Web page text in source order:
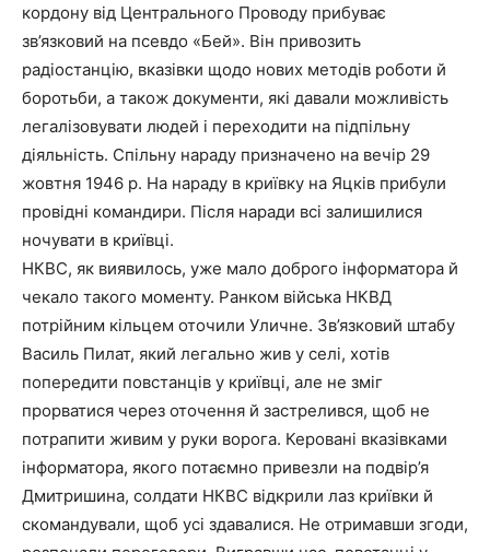
кордону від Центрального Проводу прибуває
зв’язковий на псевдо «Бей». Він привозить
радіостанцію, вказівки щодо нових методів роботи й
боротьби, а також документи, які давали можливість
легалізовувати людей і переходити на підпільну
діяльність. Спільну нараду призначено на вечір 29
жовтня 1946 р. На нараду в криївку на Яцків прибули
провідні командири. Після наради всі залишилися
ночувати в криївці.
НКВС, як виявилось, уже мало доброго інформатора й
чекало такого моменту. Ранком війська НКВД
потрійним кільцем оточили Уличне. Зв’язковий штабу
Василь Пилат, який легально жив у селі, хотів
попередити повстанців у криївці, але не зміг
прорватися через оточення й застрелився, щоб не
потрапити живим у руки ворога. Керовані вказівками
інформатора, якого потаємно привезли на подвір’я
Дмитришина, солдати НКВС відкрили лаз криївки й
скомандували, щоб усі здавалися. Не отримавши згоди,